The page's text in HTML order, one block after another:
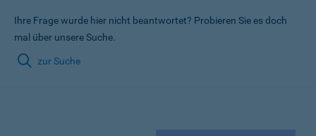
Ihre Frage wurde hier nicht beantwortet? Probieren Sie es doch
mal über unsere Suche.
zur Suche